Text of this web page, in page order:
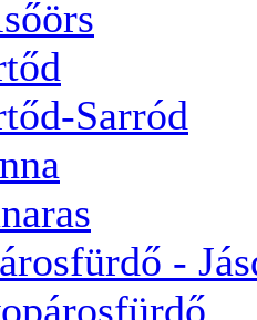
Sarród
-